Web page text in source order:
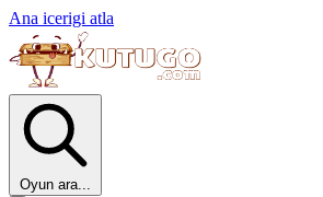
Ana icerigi atla
Oyun ara...